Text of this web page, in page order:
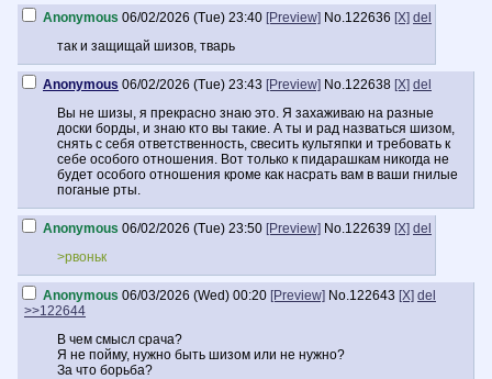
Anonymous 06/02/2026 (Tue) 23:40 [Preview] No.122636 [X] del
так и защищай шизов, тварь
Anonymous 06/02/2026 (Tue) 23:43 [Preview] No.122638 [X] del
Вы не шизы, я прекрасно знаю это. Я захаживаю на разные
доски борды, и знаю кто вы такие. А ты и рад назваться шизом,
снять с себя ответственность, свесить культяпки и требовать к
себе особого отношения. Вот только к пидарашкам никогда не
будет особого отношения кроме как насрать вам в ваши гнилые
поганые рты.
Anonymous 06/02/2026 (Tue) 23:50 [Preview] No.122639 [X] del
>рвоньк
Anonymous 06/03/2026 (Wed) 00:20 [Preview] No.122643 [X] del
>>122644
В чем смысл срача?
Я не пойму, нужно быть шизом или не нужно?
За что борьба?